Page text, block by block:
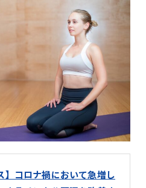
】コロナ禍において急増し